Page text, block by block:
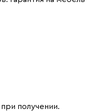
получении.